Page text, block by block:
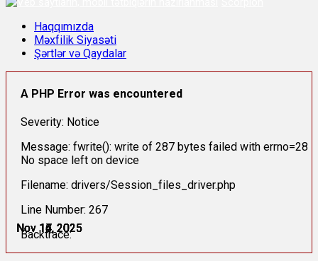
Nov 14, 2025
Nov 14, 2025
Nov 15, 2025
Nov 16, 2025
Nov 16, 2025
Nov 17, 2025
Haqqımızda
Məxfilik Siyasəti
Şərtlər və Qaydalar
A PHP Error was encountered
Severity: Notice
Message: fwrite(): write of 287 bytes failed with errno=28
No space left on device
Filename: drivers/Session_files_driver.php
Line Number: 267
Backtrace: